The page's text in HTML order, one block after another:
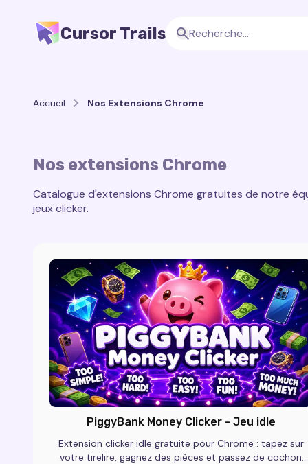
Cursor Trails
Accueil Nos Extensions Chrome
Nos extensions Chrome
Catalogue d'extensions Chrome gratuites de notre
jeux clicker.
PiggyBank Money Clicker - Jeu idle
Extension clicker idle gratuite pour Chrome : tapez sur
votre tirelire, gagnez des pièces et passez de cochon